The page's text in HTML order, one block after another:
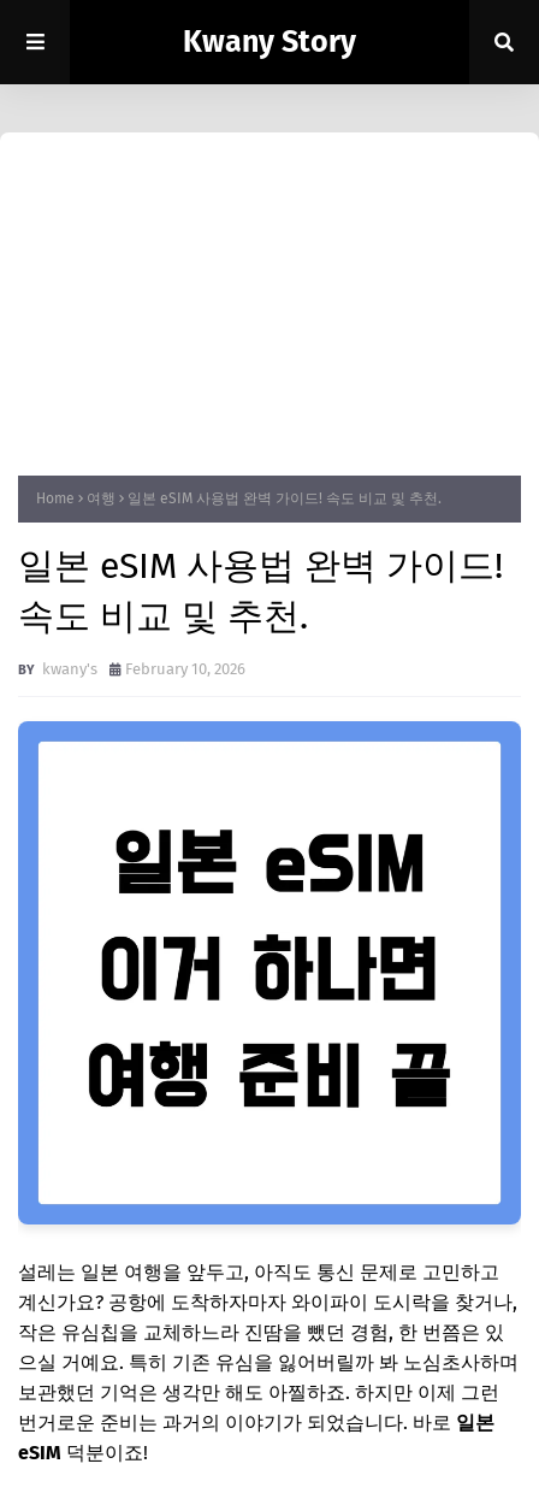
Kwany Story
Home 여행 일본 eSIM 사용법 완벽 가이드! 속도 비교 및 추천.
일본 eSIM 사용법 완벽 가이드!
속도 비교 및 추천.
kwany's February 10, 2026
설레는 일본 여행을 앞두고, 아직도 통신 문제로 고민하고
계신가요? 공항에 도착하자마자 와이파이 도시락을 찾거나,
작은 유심칩을 교체하느라 진땀을 뺐던 경험, 한 번쯤은 있
으실 거예요. 특히 기존 유심을 잃어버릴까 봐 노심초사하며
보관했던 기억은 생각만 해도 아찔하죠. 하지만 이제 그런
번거로운 준비는 과거의 이야기가 되었습니다. 바로 일본
eSIM 덕분이죠!